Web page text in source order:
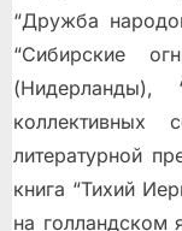
“Дружба
“Сибирские
коллективных
литературной
книга “Тихий
на голландском